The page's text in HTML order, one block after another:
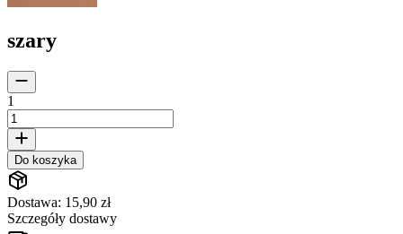
szary
1
Do koszyka
Dostawa: 15,90 zł
Szczegóły dostawy